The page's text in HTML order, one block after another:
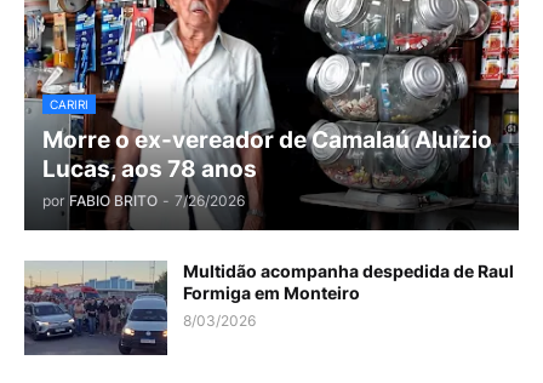
CARIRI
Morre o ex-vereador de Camalaú Aluízio
Lucas, aos 78 anos
por FABIO BRITO - 7/26/2026
Multidão acompanha despedida de Raul
Formiga em Monteiro
8/03/2026